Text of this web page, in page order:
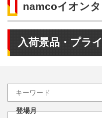
namcoイオン
入荷景品・プラ
登場月